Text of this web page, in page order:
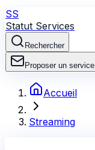
SS
Statut Services
Rechercher
Proposer un service
Accueil
Streaming